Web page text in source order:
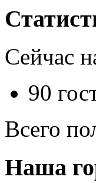
Сейчас
90
Всего
Наша